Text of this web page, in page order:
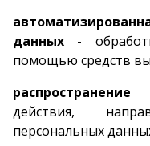
данных -
помощью средств
действия,
персональных